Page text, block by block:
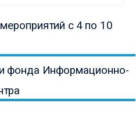
с 4 по 10
фонда Информационно-